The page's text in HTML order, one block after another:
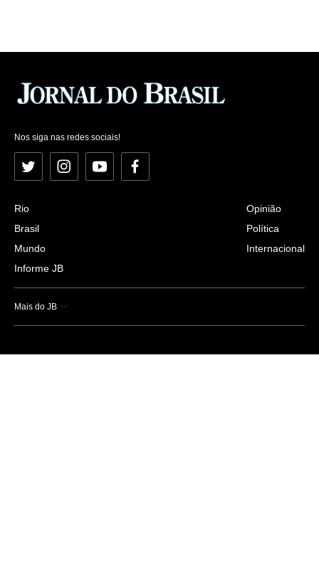
Nos siga nas redes sociais!
Twitter InstagramYouTubeFacebook
Rio
Brasil
Mundo
Informe JB
Opinião
Política
Internacional
Mais do JB
Esportes